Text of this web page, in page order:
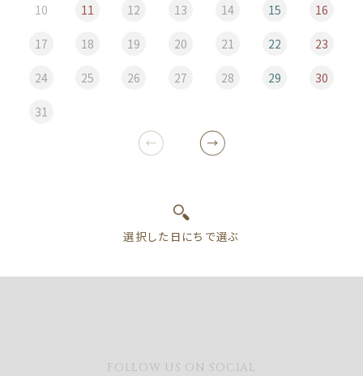
10 11 12 13 14 15 16
17 18 19 20 21 22 23
24 25 26 27 28 29 30
31
FOLLOW US ON SOCIAL